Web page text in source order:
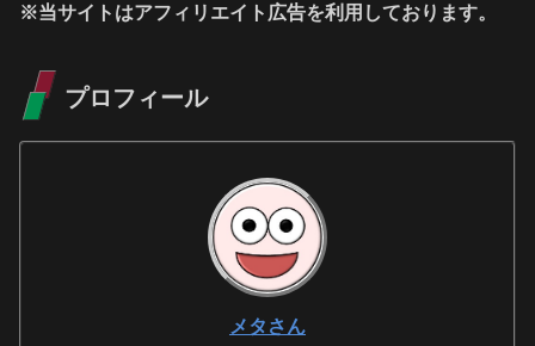
※当サイトはアフィリエイト広告を利用しております。
プロフィール
メタさん